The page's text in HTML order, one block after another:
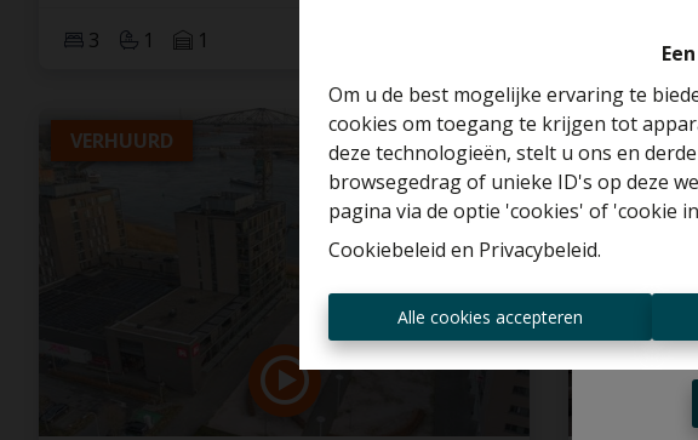
Om u de best mogelijke ervaring te
cookies om toegang te krijgen tot
deze technologieën, stelt u ons en
browsegedrag of unieke ID's op deze
pagina via de optie 'cookies' of 'cookie
Cookiebeleid en Privacybeleid.
Alle cookies accepteren
3 1 1
VERHUURD VERHUURD
Altijd